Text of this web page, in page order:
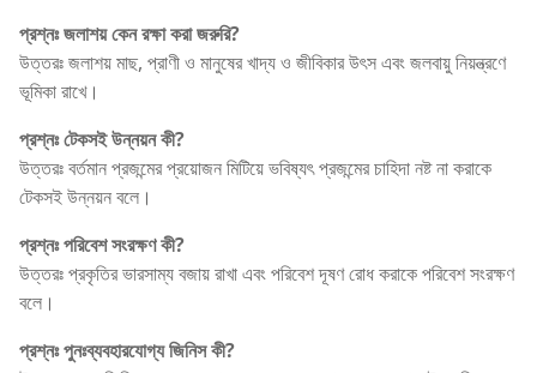
প্রশ্নঃ জলাশয় কেন রক্ষা করা জরুরি?
উত্তরঃ জলাশয় মাছ, প্রাণী ও মানুষের খাদ্য ও জীবিকার উৎস এবং জলবায়ু নিয়ন্ত্রণে
ভূমিকা রাখে।
প্রশ্নঃ টেকসই উন্নয়ন কী?
উত্তরঃ বর্তমান প্রজন্মের প্রয়োজন মিটিয়ে ভবিষ্যৎ প্রজন্মের চাহিদা নষ্ট না করাকে
টেকসই উন্নয়ন বলে।
প্রশ্নঃ পরিবেশ সংরক্ষণ কী?
উত্তরঃ প্রকৃতির ভারসাম্য বজায় রাখা এবং পরিবেশ দূষণ রোধ করাকে পরিবেশ সংরক্ষণ
বলে।
প্রশ্নঃ পুনঃব্যবহারযোগ্য জিনিস কী?